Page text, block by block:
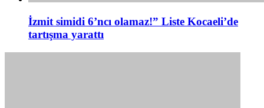
İzmit simidi 6’ncı olamaz!” Liste Kocaeli’de
tartışma yarattı